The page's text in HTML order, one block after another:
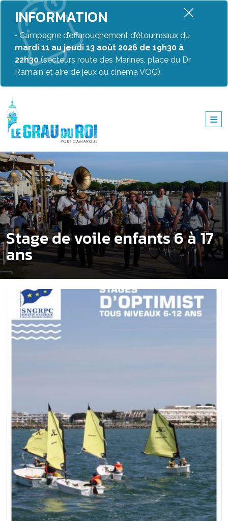
INFORMATION
• Campagne d’effarouchement d’étourneaux du
mardi 11 au jeudi 13 août 2026 de 19h30 à
22h30(secteurs route des Marines, place du Dr
Ramain et aire de jeux du cinéma VOG).
Stage de voile enfants 6 à 17
ans